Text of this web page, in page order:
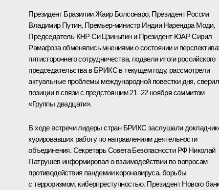
Президент БразилииЖаир Болсонаро, Президент России
Владимир Путин, Премьер-министр Индии Нарендра Моди,
Председатель КНРСи Цзиньпини Президент ЮАРСирил
Рамафозаобменялись мнениями о состоянии и
пятистороннего сотрудничества, подвели итоги российского
председательства в БРИКС в текущем году, рассмотрели
актуальные проблемы международной повестки дня,
позиции в связи с предстоящим 21–22 ноября саммитом
«Группы двадцати».
В ходе встречи лидеры стран БРИКС заслушали
курировавших работу по направлениям деятельности
объединения. Секретарь Совета Безопасности РФ Николай
Патрушевинформировал о взаимодействии по вопросам
противодействия пандемии коронавируса, борьбы
с терроризмом, киберпреступностью. Президент Нового